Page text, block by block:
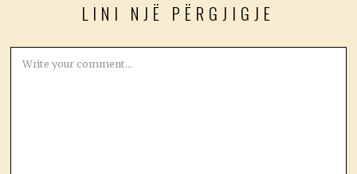
LINI NJË PËRGJIGJE